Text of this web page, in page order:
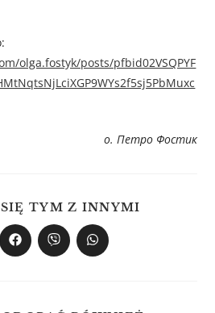
olga.fostyk/posts/pfbid02VSQPYF
о. Петро Фостик
TYM Z INNYMI